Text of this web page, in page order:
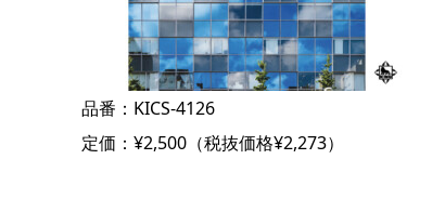
品番：KICS-4126
定価：¥2,500（税抜価格¥2,273）